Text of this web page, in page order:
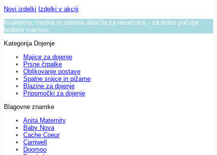
Novi izdelki Izdelki v akciji
Kvalitetna, modna in udobna oblačila za nosečnice - za dobro počutje
bodoče mamice.
Kategorija Dojenje
Majice za dojenje
Prsne črpalke
Oblikovanje postave
Spalne srajce in pižame
Blazine za dojenje
Pripomočki za dojenje
Blagovne znamke
Anita Maternity
Baby Nova
Cache Coeur
Carriwell
Doomoo